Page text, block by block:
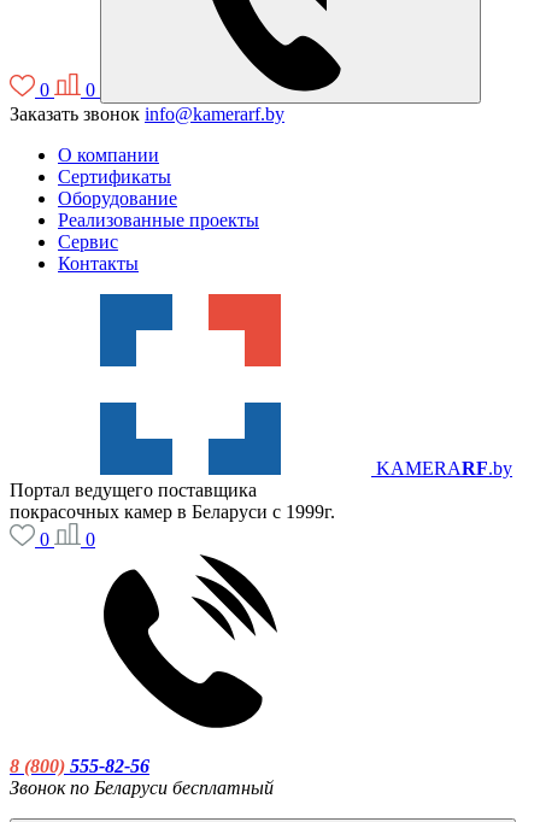
0
0
Заказать звонок info@kamerarf.by
О компании
Сертификаты
Оборудование
Реализованные проекты
Сервис
Контакты
KAMERARF.by
Портал ведущего поставщика
покрасочных камер в Беларуси с 1999г.
0
0
8 (800) 555-82-56
Звонок по Беларуси бесплатный